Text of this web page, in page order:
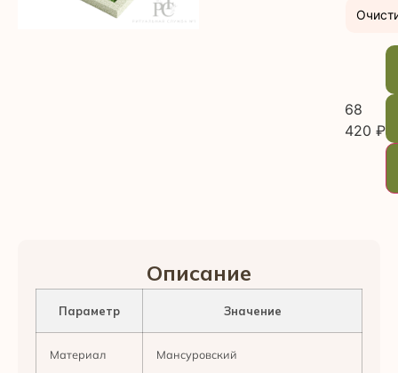
68
420 ₽
Описание
Параметр Значение
Материал Мансуровский